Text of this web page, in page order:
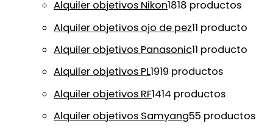
Alquiler objetivos Nikon1818 productos
Alquiler objetivos ojo de pez11 producto
Alquiler objetivos Panasonic11 producto
Alquiler objetivos PL1919 productos
Alquiler objetivos RF1414 productos
Alquiler objetivos Samyang55 productos